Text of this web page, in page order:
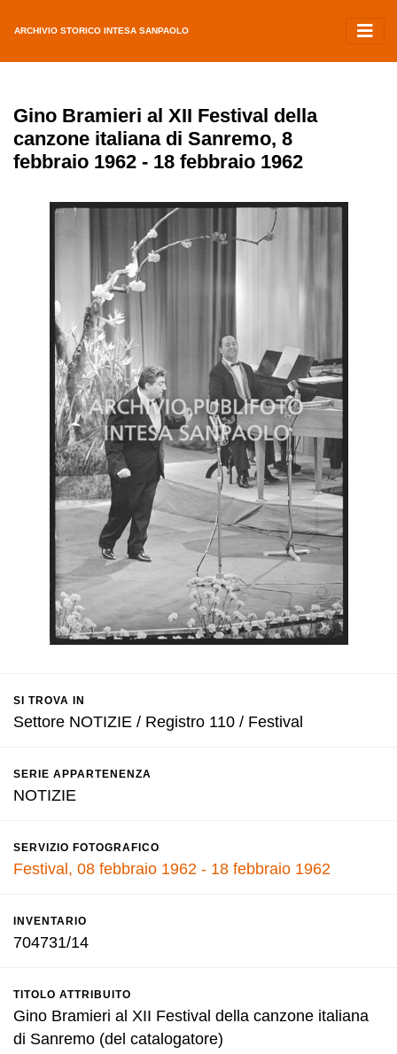
ARCHIVIO STORICO INTESA SANPAOLO
Gino Bramieri al XII Festival della
canzone italiana di Sanremo, 8
febbraio 1962 - 18 febbraio 1962
SI TROVA IN
Settore NOTIZIE / Registro 110 / Festival
SERIE APPARTENENZA
NOTIZIE
SERVIZIO FOTOGRAFICO
Festival, 08 febbraio 1962 - 18 febbraio 1962
INVENTARIO
704731/14
TITOLO ATTRIBUITO
Gino Bramieri al XII Festival della canzone italiana
di Sanremo (del catalogatore)